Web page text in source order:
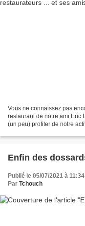
Vous ne connaissez pas
restaurant de notre ami Eric
(un peu) profiter de notre
Enfin des
Publié le 05/07/2021 à 11:34
Par Tchouch